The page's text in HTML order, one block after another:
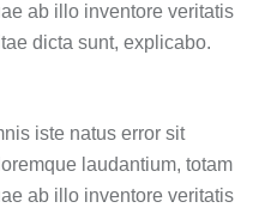
ab illo inventore veritatis
dicta sunt, explicabo.
iste natus error sit
laudantium, totam
ab illo inventore veritatis